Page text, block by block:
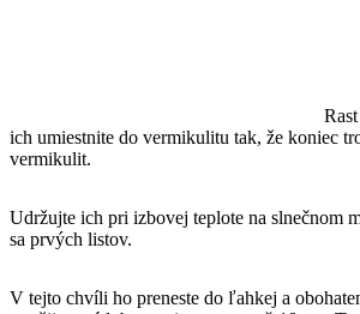
ich umiestnite do vermikulitu tak, že koniec
vermikulit.
Udržujte ich pri izbovej teplote na slnečnom
sa prvých listov.
V tejto chvíli ho preneste do ľahkej a